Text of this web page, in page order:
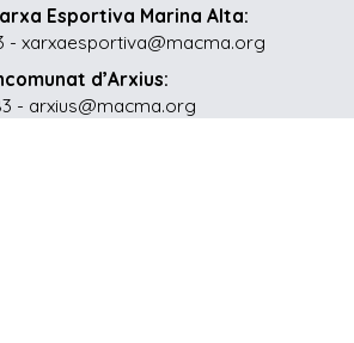
Esportiva Marina Alta:
- xarxaesportiva@macma.org
d’Arxius:
- arxius@macma.org